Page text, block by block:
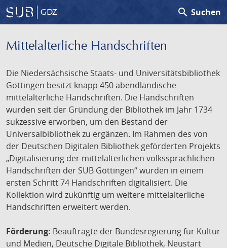
GDZ search Suchen
Mittelalterliche Handschriften
Die Niedersächsische Staats- und Universitätsbibliothek
Göttingen besitzt knapp 450 abendländische
mittelalterliche Handschriften. Die Handschriften
wurden seit der Gründung der Bibliothek im Jahr 1734
sukzessive erworben, um den Bestand der
Universalbibliothek zu ergänzen. Im Rahmen des von
der Deutschen Digitalen Bibliothek geförderten Projekts
„Digitalisierung der mittelalterlichen volkssprachlichen
Handschriften der SUB Göttingen“ wurden in einem
ersten Schritt 74 Handschriften digitalisiert. Die
Kollektion wird zukünftig um weitere mittelalterliche
Handschriften erweitert werden.
Förderung: Beauftragte der Bundesregierung für Kultur
und Medien, Deutsche Digitale Bibliothek, Neustart